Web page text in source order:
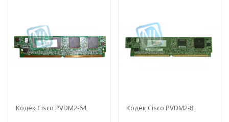
Кодек Cisco PVDM2-64 Кодек Cisco PVDM2-8